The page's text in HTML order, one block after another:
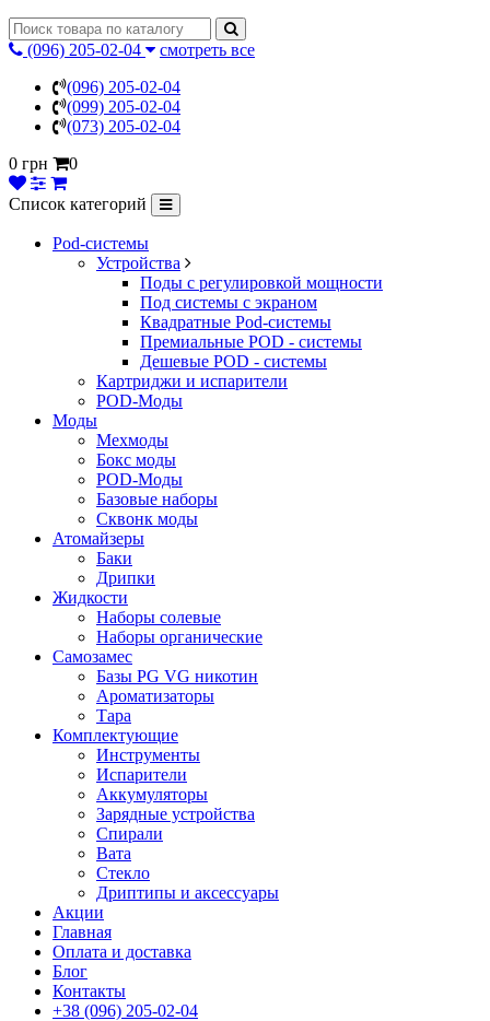
(096) 205-02-04
смотреть все
(096) 205-02-04
(099) 205-02-04
(073) 205-02-04
0 грн
0
Список категорий
Pod-системы
Устройства
Поды с регулировкой мощности
Под системы с экраном
Квадратные Pod-системы
Премиальные POD - системы
Дешевые POD - системы
Картриджи и испарители
POD-Моды
Моды
Мехмоды
Бокс моды
POD-Моды
Базовые наборы
Сквонк моды
Атомайзеры
Баки
Дрипки
Жидкости
Наборы солевые
Наборы органические
Самозамес
Базы PG VG никотин
Ароматизаторы
Тара
Комплектующие
Инструменты
Испарители
Аккумуляторы
Зарядные устройства
Спирали
Вата
Стекло
Дриптипы и аксессуары
Акции
Главная
Оплата и доставка
Блог
Контакты
+38 (096) 205-02-04